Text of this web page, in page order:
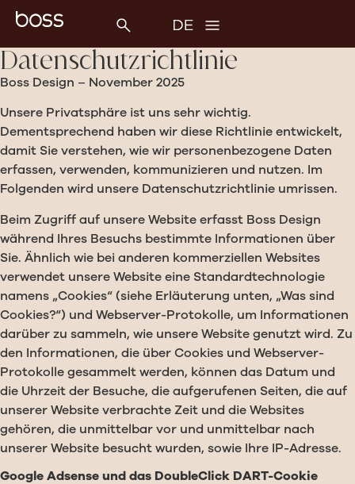
Datenschutzrichtlinie
Boss Design – November 2025
Unsere Privatsphäre ist uns sehr wichtig.
Dementsprechend haben wir diese Richtlinie entwickelt,
damit Sie verstehen, wie wir personenbezogene Daten
erfassen, verwenden, kommunizieren und nutzen. Im
Folgenden wird unsere Datenschutzrichtlinie umrissen.
Beim Zugriff auf unsere Website erfasst Boss Design
während Ihres Besuchs bestimmte Informationen über
Sie. Ähnlich wie bei anderen kommerziellen Websites
verwendet unsere Website eine Standardtechnologie
namens „Cookies“ (siehe Erläuterung unten, „Was sind
Cookies?“) und Webserver-Protokolle, um Informationen
darüber zu sammeln, wie unsere Website genutzt wird. Zu
den Informationen, die über Cookies und Webserver-
Protokolle gesammelt werden, können das Datum und
die Uhrzeit der Besuche, die aufgerufenen Seiten, die auf
unserer Website verbrachte Zeit und die Websites
gehören, die unmittelbar vor und unmittelbar nach
unserer Website besucht wurden, sowie Ihre IP-Adresse.
Google Adsense und das DoubleClick DART-Cookie